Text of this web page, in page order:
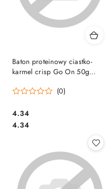
Baton proteinowy ciastko-
karmel crisp Go On 50g
(0)
Cena:
4.34
Cena:
4.34